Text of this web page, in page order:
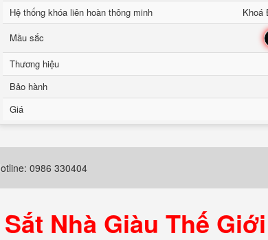
Hệ thống khóa liên hoàn thông minh
Khoá
Mầu sắc
Thương hiệu
Bảo hành
Giá
0986 330404
Nhà Giàu Thế